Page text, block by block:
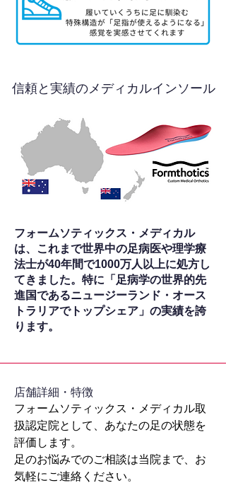
信頼と実績のメディカルインソール
フォームソティックス・メディカル
は、これまで世界中の足病医や理学療
法士が40年間で1000万人以上に処方し
てきました。特に「足病学の世界的先
進国であるニュージーランド・オース
トラリアでトップシェア」の実績を誇
ります。
​店舗詳細・特徴
フォームソティックス・メディカル取
扱認定院として、あなたの足の状態を
評価します。
足のお悩みでのご相談は当院まで、お
気軽にご連絡ください。